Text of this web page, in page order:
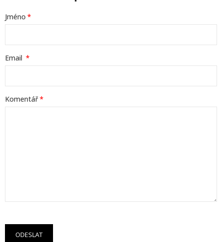
Jméno
Email
Komentář
ODESLAT